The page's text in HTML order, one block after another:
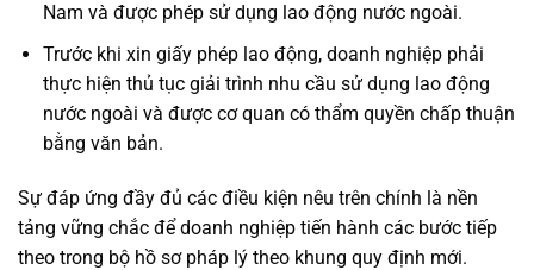
Nam và được phép sử dụng lao động nước ngoài.
Trước khi xin giấy phép lao động, doanh nghiệp phải
thực hiện thủ tục giải trình nhu cầu sử dụng lao động
nước ngoài và được cơ quan có thẩm quyền chấp thuận
bằng văn bản.
Sự đáp ứng đầy đủ các điều kiện nêu trên chính là nền
tảng vững chắc để doanh nghiệp tiến hành các bước tiếp
theo trong bộ hồ sơ pháp lý theo khung quy định mới.